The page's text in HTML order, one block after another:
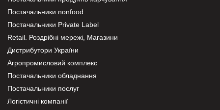
Постачальники nonfood
Постачальники Private Label
Retail. Роздрібні мережі, Магазини
Дистрибутори України
Агропромисловий комплекс
Постачальники обладнання
Постачальники послуг
Логістичні компанії